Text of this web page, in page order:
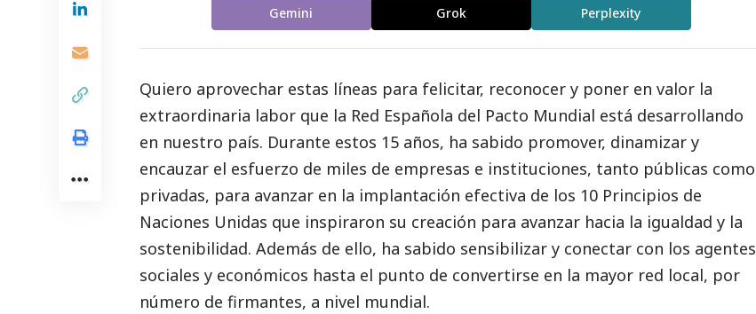
Gemini Grok Perplexity
Quiero aprovechar estas líneas para felicitar, reconocer y poner en valor la
extraordinaria labor que la Red Española del Pacto Mundial está desarrollando
en nuestro país. Durante estos 15 años, ha sabido promover, dinamizar y
encauzar el esfuerzo de miles de empresas e instituciones, tanto públicas como
privadas, para avanzar en la implantación efectiva de los 10 Principios de
Naciones Unidas que inspiraron su creación para avanzar hacia la igualdad y la
sostenibilidad. Además de ello, ha sabido sensibilizar y conectar con los agentes
sociales y económicos hasta el punto de convertirse en la mayor red local, por
número de firmantes, a nivel mundial.